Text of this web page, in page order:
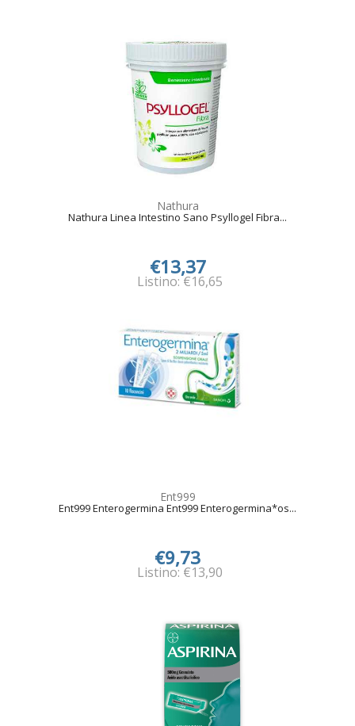
Nathura
Nathura Linea Intestino Sano Psyllogel Fibra...
€13,37
Listino: €16,65
Ent999
Ent999 Enterogermina Ent999 Enterogermina*os...
€9,73
Listino: €13,90